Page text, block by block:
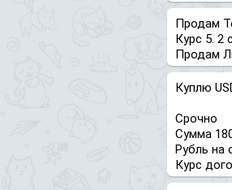
Продам
Курс 5. 2
Продам
Куплю
Срочно
Сумма
Рубль на
Курс